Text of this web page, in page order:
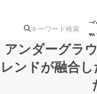
プ
載
注目の
アンダーグラ
レンドが融合